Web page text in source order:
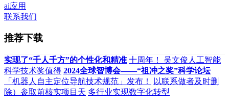
ai应用
联系我们
推荐下载
实现了“千人千方”的个性化和精准 十周年！ 吴文俊人工智能
科学技术奖值得 2024全球智博会——“祖冲之奖”科学论坛
「机器人自主定位导航技术规范」发布！
以联系做者及时删
除）参取前核实项目天 多行业实现数字化转型